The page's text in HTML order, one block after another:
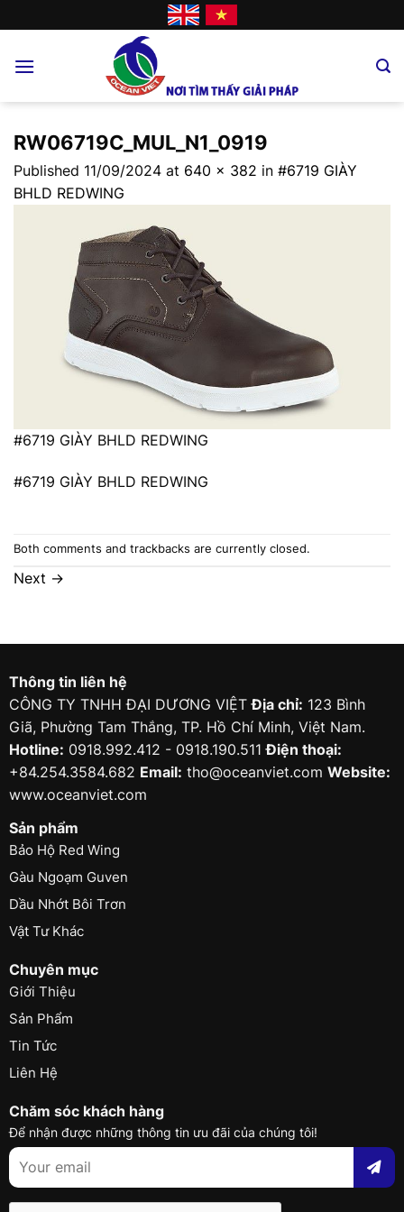
to
RW06719C_MUL_N1_0919
Published 11/09/2024 at 640 × 382 in #6719 GIÀY
BHLD REDWING
#6719 GIÀY BHLD REDWING
#6719 GIÀY BHLD REDWING
Both comments and trackbacks are currently closed.
Next →
Thông tin liên hệ
CÔNG TY TNHH ĐẠI DƯƠNG VIỆTĐịa chỉ: 123 Bình
Giã, Phường Tam Thắng, TP. Hồ Chí Minh, Việt Nam.
Hotline: 0918.992.412 - 0918.190.511Điện thoại:
+84.254.3584.682 Email: tho@oceanviet.com Website:
www.oceanviet.com
Sản phẩm
Bảo Hộ Red Wing
Gàu Ngoạm Guven
Dầu Nhớt Bôi Trơn
Vật Tư Khác
Chuyên mục
Giới Thiệu
Sản Phẩm
Tin Tức
Liên Hệ
Chăm sóc khách hàng
Để nhận được những thông tin ưu đãi của chúng tôi!